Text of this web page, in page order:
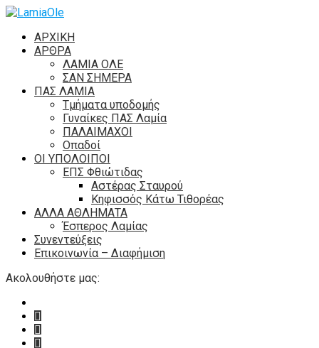
ΑΡΧΙΚΗ
ΑΡΘΡΑ
ΛΑΜΙΑ ΟΛΕ
ΣΑΝ ΣΗΜΕΡΑ
ΠΑΣ ΛΑΜΙΑ
Τμήματα υποδομής
Γυναίκες ΠΑΣ Λαμία
ΠΑΛΑΙΜΑΧΟΙ
Οπαδοί
ΟΙ ΥΠΟΛΟΙΠΟΙ
ΕΠΣ Φθιώτιδας
Αστέρας Σταυρού
Κηφισσός Κάτω Τιθορέας
ΑΛΛΑ ΑΘΛΗΜΑΤΑ
Έσπερος Λαμίας
Συνεντεύξεις
Επικοινωνία – Διαφήμιση
Ακολουθήστε μας: